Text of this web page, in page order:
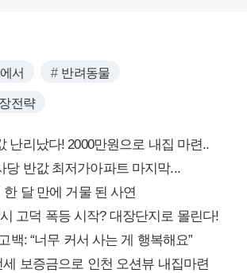
서 반려동물
전략
난리났다! 2000만원으로 내집 마련..
당 반값 최저가아파트 마지막...
한 달 만에 거물 된 사연
고덕 폭등 시작? 대장단지로 몰린다!
백: “너무 커서 사는 게 행복해요”
세 보증금으로 인천 오션뷰 내집마련